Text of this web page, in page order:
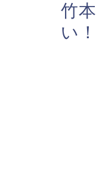
竹
い！